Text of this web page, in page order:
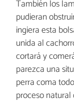
También los
pudieran
ingiera esta
unida al
cortará y
parezca una
perra coma
proceso